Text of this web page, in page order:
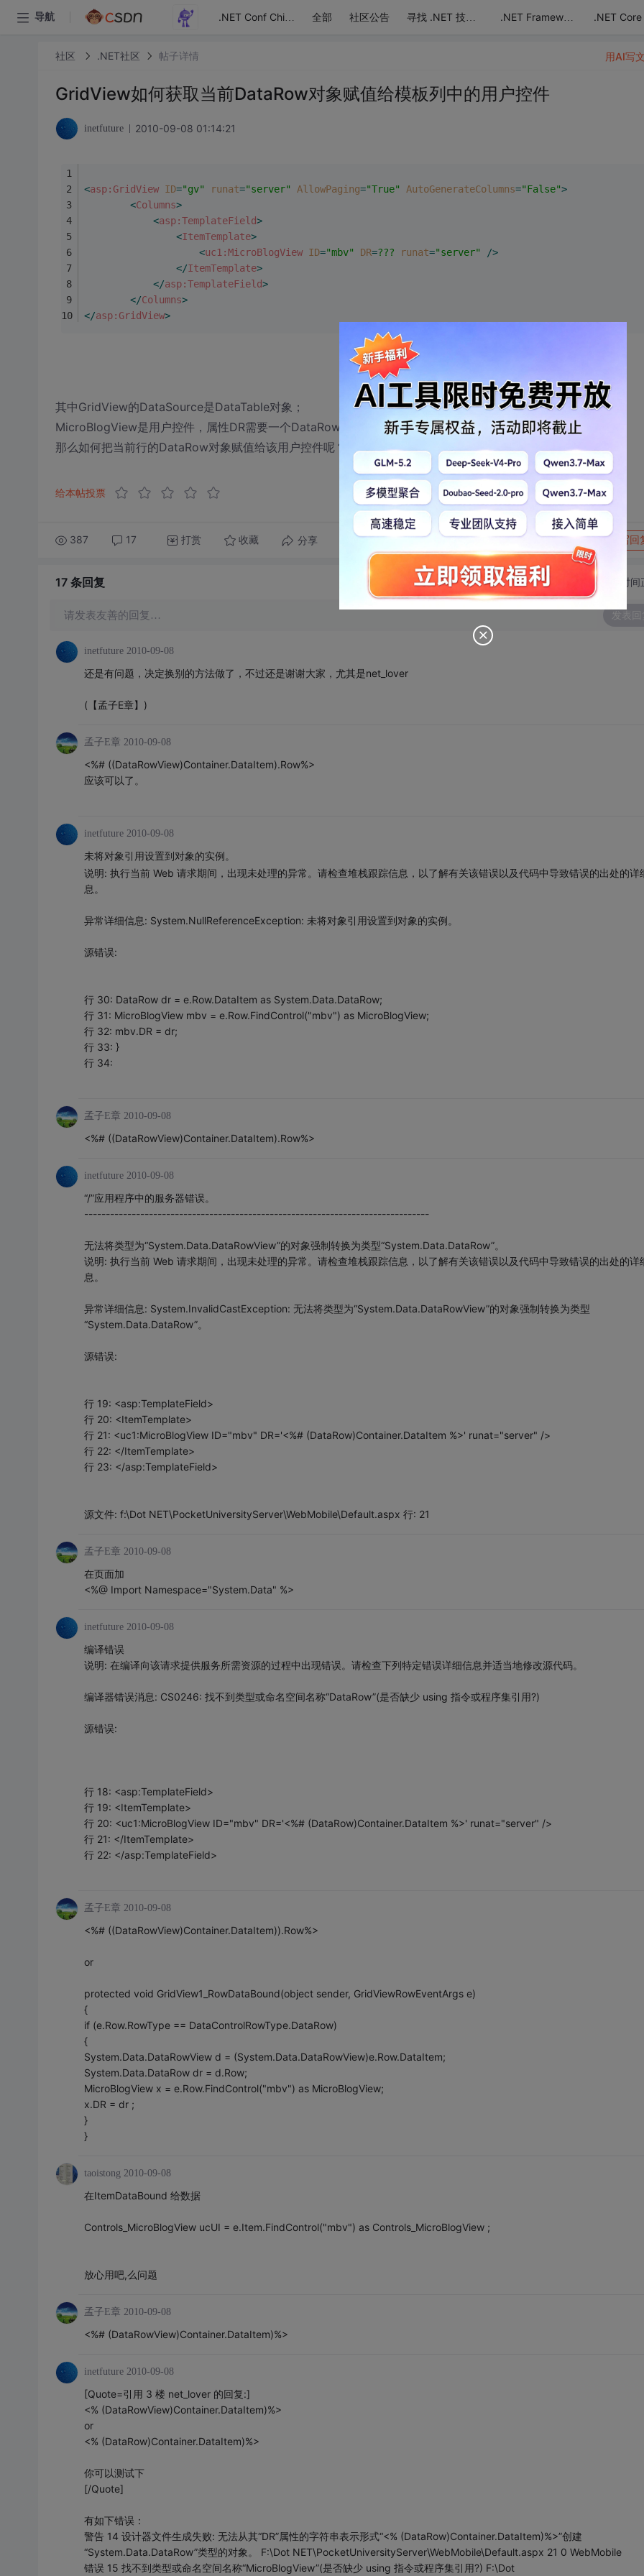
导航 .NET Conf China 全部 社区公告 寻找 .NET 技术达人 .NET Framework .NET Core
社区 .NET社区 帖子详情
GridView如何获取当前DataRow对象赋值给模板列中的用户控件
inetfuture 2010-09-08 01:14:21
<asp:GridView ID="gv" runat="server" AllowPaging="True" AutoGenerateColumns="False">
<Columns>
<asp:TemplateField>
<ItemTemplate>
<uc1:MicroBlogView ID="mbv" DR=??? runat="server" />
</ItemTemplate>
</asp:TemplateField>
</Columns>
</asp:GridView>
其中GridView的DataSource是DataTable对象；
MicroBlogView是用户控件，属性DR需要一个DataRow对象
那么如何把当前行的DataRow对象赋值给该用户控件呢？请指教，谢谢！
给本帖投票
387 17 打赏 收藏 分享 转发到动态 举报 写回
用AI写
17 条回复 切换为时间
请发表友善的回复… 发表回
inetfuture 2010-09-08
还是有问题，决定换别的方法做了，不过还是谢谢大家，尤其是net_lover
(【孟子E章】)
孟子E章 2010-09-08
<%# ((DataRowView)Container.DataItem).Row%>
应该可以了。
inetfuture 2010-09-08
未将对象引用设置到对象的实例。
说明: 执行当前 Web 请求期间，出现未处理的异常。请检查堆栈跟踪信息，以了解有关该错误以及代码中导致错误的出处的详
息。
异常详细信息: System.NullReferenceException: 未将对象引用设置到对象的实例。
源错误:
行 30: DataRow dr = e.Row.DataItem as System.Data.DataRow;
行 31: MicroBlogView mbv = e.Row.FindControl("mbv") as MicroBlogView;
行 32: mbv.DR = dr;
行 33: }
行 34:
孟子E章 2010-09-08
<%# ((DataRowView)Container.DataItem).Row%>
inetfuture 2010-09-08
“/”应用程序中的服务器错误。
--------------------------------------------------------------------------------
无法将类型为“System.Data.DataRowView”的对象强制转换为类型“System.Data.DataRow”。
说明: 执行当前 Web 请求期间，出现未处理的异常。请检查堆栈跟踪信息，以了解有关该错误以及代码中导致错误的出处的详
息。
异常详细信息: System.InvalidCastException: 无法将类型为“System.Data.DataRowView”的对象强制转换为类型
“System.Data.DataRow”。
源错误:
行 19: <asp:TemplateField>
行 20: <ItemTemplate>
行 21: <uc1:MicroBlogView ID="mbv" DR='<%# (DataRow)Container.DataItem %>' runat="server" />
行 22: </ItemTemplate>
行 23: </asp:TemplateField>
源文件: f:\Dot NET\PocketUniversityServer\WebMobile\Default.aspx 行: 21
孟子E章 2010-09-08
在页面加
<%@ Import Namespace="System.Data" %>
inetfuture 2010-09-08
编译错误
说明: 在编译向该请求提供服务所需资源的过程中出现错误。请检查下列特定错误详细信息并适当地修改源代码。
编译器错误消息: CS0246: 找不到类型或命名空间名称“DataRow”(是否缺少 using 指令或程序集引用?)
源错误:
行 18: <asp:TemplateField>
行 19: <ItemTemplate>
行 20: <uc1:MicroBlogView ID="mbv" DR='<%# (DataRow)Container.DataItem %>' runat="server" />
行 21: </ItemTemplate>
行 22: </asp:TemplateField>
孟子E章 2010-09-08
<%# ((DataRowView)Container.DataItem)).Row%>
or
protected void GridView1_RowDataBound(object sender, GridViewRowEventArgs e)
{
if (e.Row.RowType == DataControlRowType.DataRow)
{
System.Data.DataRowView d = (System.Data.DataRowView)e.Row.DataItem;
System.Data.DataRow dr = d.Row;
MicroBlogView x = e.Row.FindControl("mbv") as MicroBlogView;
x.DR = dr ;
}
}
taoistong 2010-09-08
在ItemDataBound 给数据
Controls_MicroBlogView ucUI = e.Item.FindControl("mbv") as Controls_MicroBlogView ;
放心用吧,么问题
孟子E章 2010-09-08
<%# (DataRowView)Container.DataItem)%>
inetfuture 2010-09-08
[Quote=引用 3 楼 net_lover 的回复:]
<% (DataRowView)Container.DataItem)%>
or
<% (DataRow)Container.DataItem)%>
你可以测试下
[/Quote]
有如下错误：
警告 14 设计器文件生成失败: 无法从其“DR”属性的字符串表示形式“<% (DataRow)Container.DataItem)%>”创建
“System.Data.DataRow”类型的对象。 F:\Dot NET\PocketUniversityServer\WebMobile\Default.aspx 21 0 WebMobile
错误 15 找不到类型或命名空间名称“MicroBlogView”(是否缺少 using 指令或程序集引用?) F:\Dot